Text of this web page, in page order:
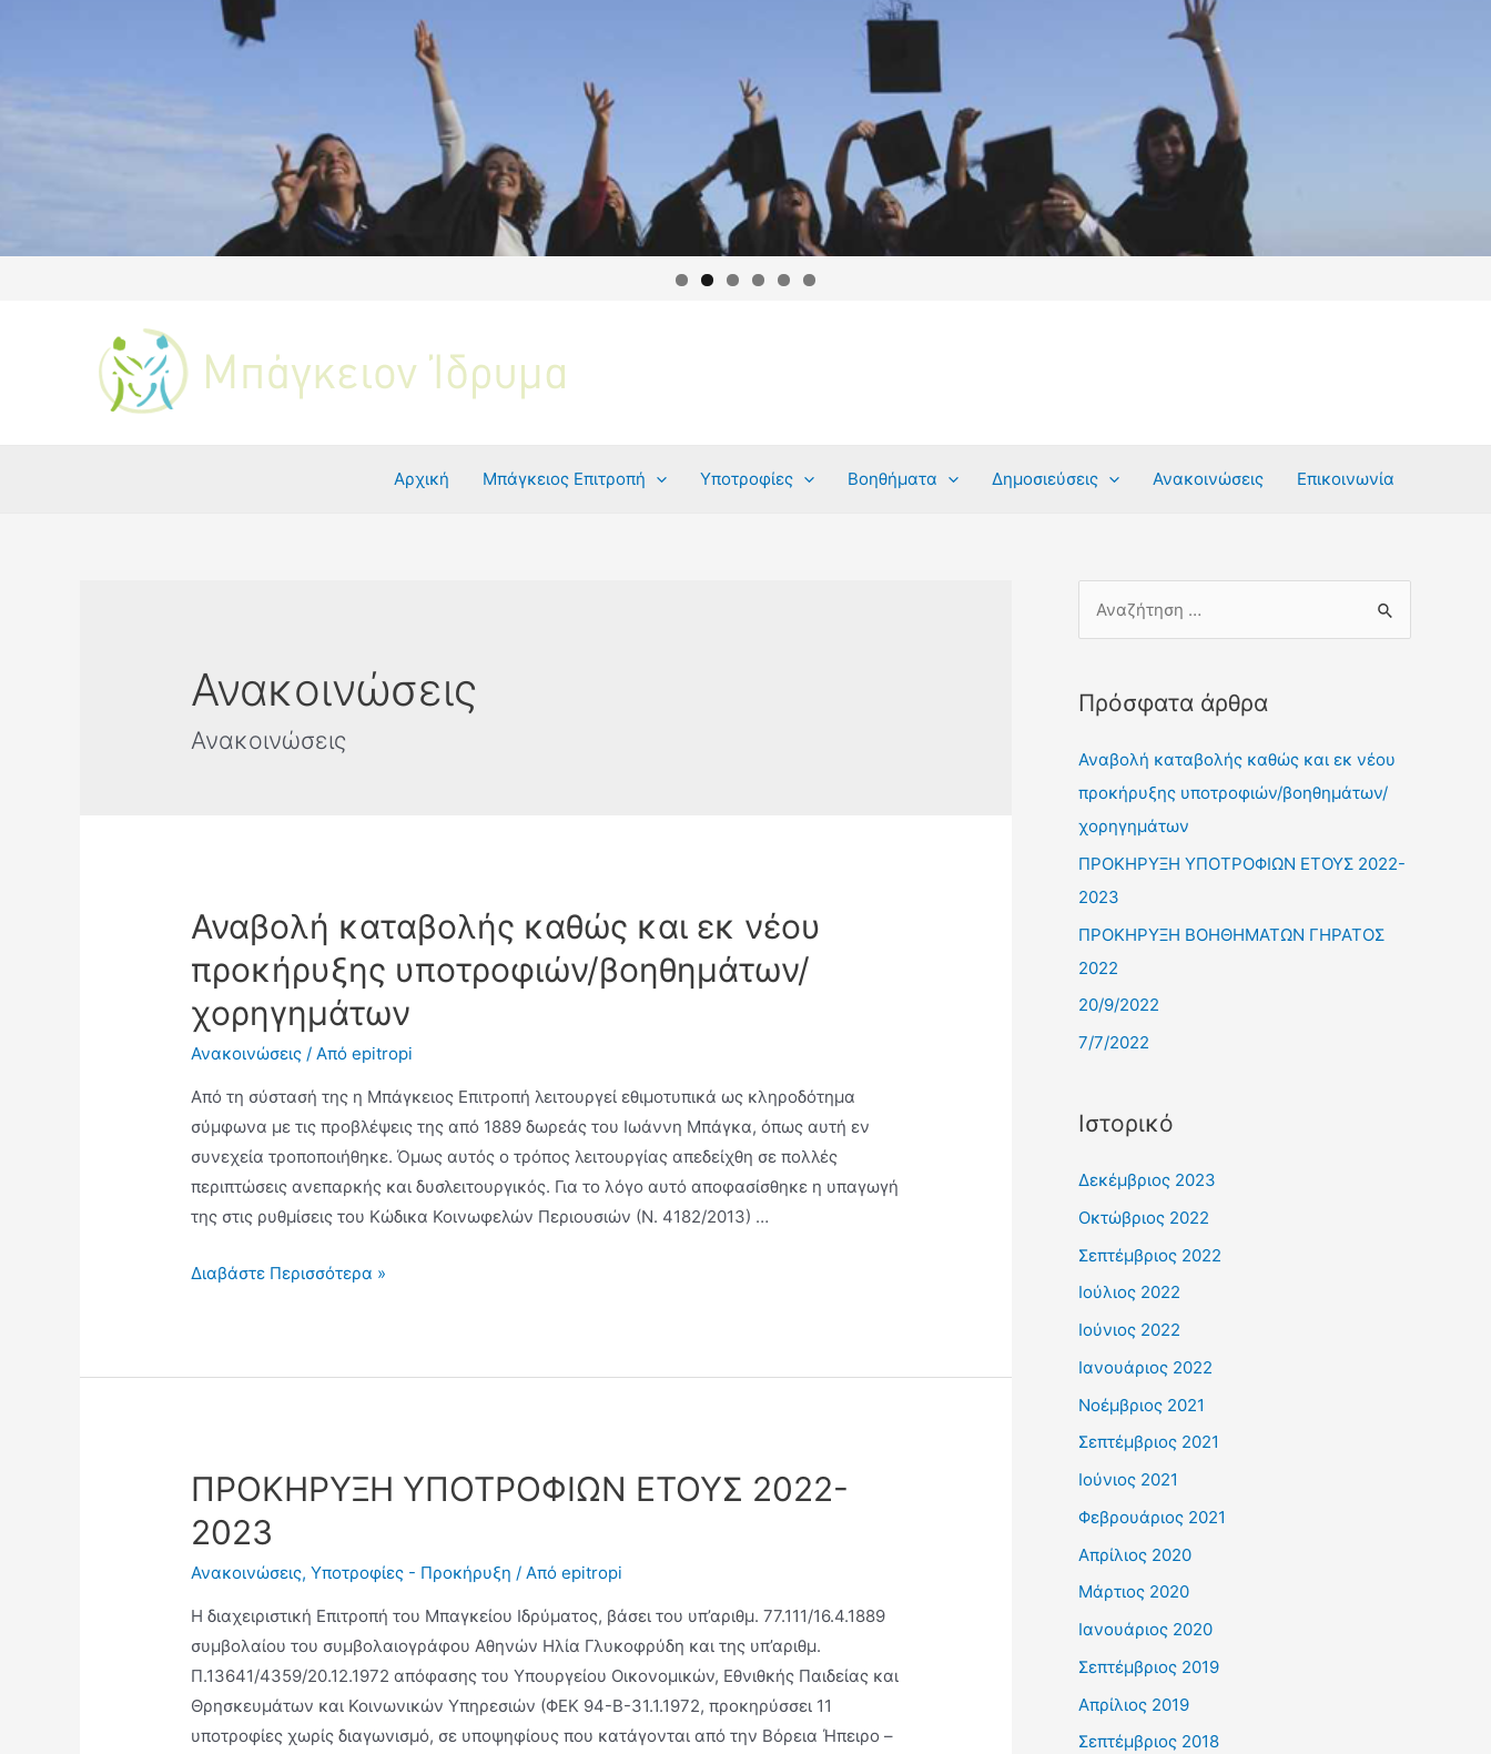
Αρχική Μπάγκειος Επιτροπή Υποτροφίες Βοηθήματα Δημοσιεύσεις Ανακοινώσεις Επικοινωνία
Ανακοινώσεις
Ανακοινώσεις
Αναβολή καταβολής καθώς και εκ νέου
προκήρυξης υποτροφιών/βοηθημάτων/
χορηγημάτων
Ανακοινώσεις / Απόepitropi
Από τη σύστασή της η Μπάγκειος Επιτροπή λειτουργεί εθιμοτυπικά ως κληροδότημα
σύμφωνα με τις προβλέψεις της από 1889 δωρεάς του Ιωάννη Μπάγκα, όπως αυτή εν
συνεχεία τροποποιήθηκε. Όμως αυτός ο τρόπος λειτουργίας απεδείχθη σε πολλές
περιπτώσεις ανεπαρκής και δυσλειτουργικός. Για το λόγο αυτό αποφασίσθηκε η υπαγωγή
της στις ρυθμίσεις του Κώδικα Κοινωφελών Περιουσιών (Ν. 4182/2013) …
Διαβάστε Περισσότερα »
ΠΡΟΚΗΡΥΞΗ ΥΠΟΤΡΟΦΙΩΝ ΕΤΟΥΣ 2022-
2023
Ανακοινώσεις,Υποτροφίες - Προκήρυξη / Απόepitropi
Η διαχειριστική Επιτροπή του Μπαγκείου Ιδρύματος, βάσει του υπ’αριθμ. 77.111/16.4.1889
συμβολαίου του συμβολαιογράφου Αθηνών Ηλία Γλυκοφρύδη και της υπ’αριθμ.
Π.13641/4359/20.12.1972 απόφασης του Υπουργείου Οικονομικών, Εθνιθκής Παιδείας και
Θρησκευμάτων και Κοινωνικών Υπηρεσιών (ΦΕΚ 94-Β-31.1.1972, προκηρύσσει 11
υποτροφίες χωρίς διαγωνισμό, σε υποψηφίους που κατάγονται από την Βόρεια Ήπειρο –
Πρόσφατα άρθρα
Αναβολή καταβολής καθώς και εκ νέου
προκήρυξης υποτροφιών/βοηθημάτων/
χορηγημάτων
ΠΡΟΚΗΡΥΞΗ ΥΠΟΤΡΟΦΙΩΝ ΕΤΟΥΣ 2022-
2023
ΠΡΟΚΗΡΥΞΗ ΒΟΗΘΗΜΑΤΩΝ ΓΗΡΑΤΟΣ
2022
20/9/2022
7/7/2022
Ιστορικό
Δεκέμβριος 2023
Οκτώβριος 2022
Σεπτέμβριος 2022
Ιούλιος 2022
Ιούνιος 2022
Ιανουάριος 2022
Νοέμβριος 2021
Σεπτέμβριος 2021
Ιούνιος 2021
Φεβρουάριος 2021
Απρίλιος 2020
Μάρτιος 2020
Ιανουάριος 2020
Σεπτέμβριος 2019
Απρίλιος 2019
Σεπτέμβριος 2018